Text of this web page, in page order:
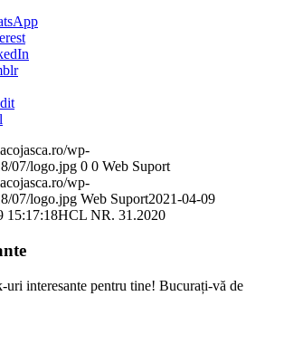
wp-
07/logo.jpg 0 0 Web Suport
wp-
07/logo.jpg Web Suport2021-04-09
15:17:18HCL NR. 31.2020
uri interesante pentru tine! Bucurați-vă de